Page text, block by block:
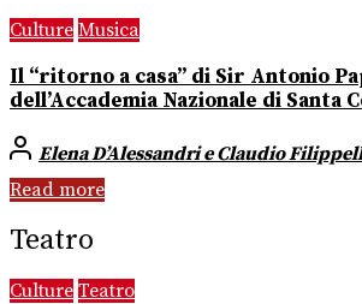
Culture Musica
Il “ritorno a casa” di Sir Antonio
dell’Accademia Nazionale di Santa
Elena D’Alessandri e Claudio
Read more
Teatro
Culture Teatro